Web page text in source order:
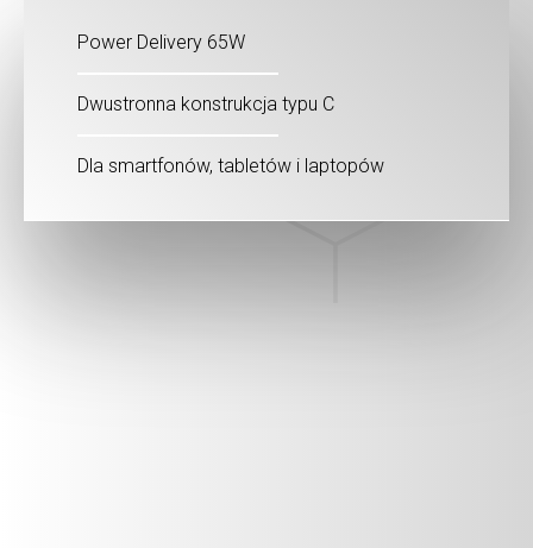
Power Delivery 65W
Dwustronna konstrukcja typu C
Dla smartfonów, tabletów i laptopów